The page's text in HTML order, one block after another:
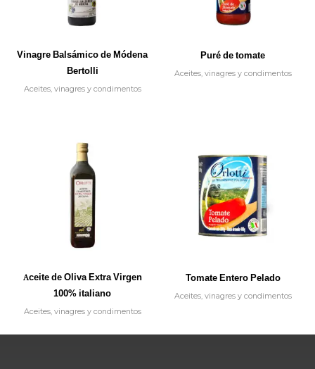
Vinagre Balsámico de Módena
Bertolli
Aceites, vinagres y condimentos
Puré de tomate
Aceites, vinagres y condimentos
Aceite de Oliva Extra Virgen
100% italiano
Aceites, vinagres y condimentos
Tomate Entero Pelado
Aceites, vinagres y condimentos